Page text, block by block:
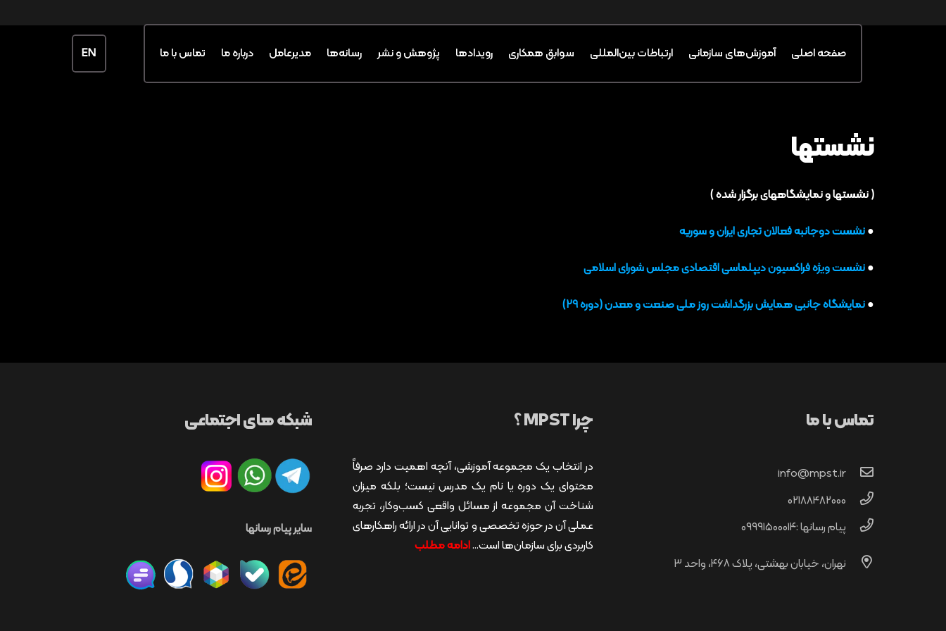
صفحه اصلی آموزش‌های سازمانی ارتباطات بین‌المللی سوابق همکاری رویدادها پژوهش و نشر رسانه‌ها مدیرعامل درباره ما تماس با ما EN
نشستها
( نشستها و نمایشگاههای برگزار شده )
●نشست دوجانبه فعالان تجاری ایران و سوریه
●نشست ویژه فراکسیون دیپلماسی اقتصادی مجلس شورای اسلامی
●نمایشگاه جانبی همایش بزرگداشت روز ملی صنعت و معدن (دوره ۲۹)
تماس با ما
info@mpst.ir
02188482000
پیام رسانها :۰۹۹۹۱۵۰۰۰۱۴
نهران، خیابان بهشتی، پلاک ۴۶۸، واحد ۳
چرا MPST ؟
در انتخاب یک مجموعه آموزشی، آنچه اهمیت دارد صرفاً
محتوای یک دوره یا نام یک مدرس نیست؛ بلکه میزان
شناخت آن مجموعه از مسائل واقعی کسب‌وکار، تجربه
عملی آن در حوزه تخصصی و توانایی آن در ارائه راهکارهای
کاربردی برای سازمان‌ها است…ادامه مطلب
شبکه های اجتماعی
سایر پیام رسانها